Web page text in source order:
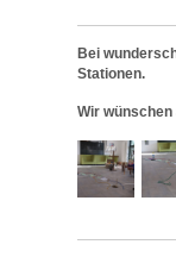
Bei
Stationen.
Wir